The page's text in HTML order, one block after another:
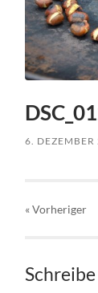
6. DEZEMBER
« Vorheriger